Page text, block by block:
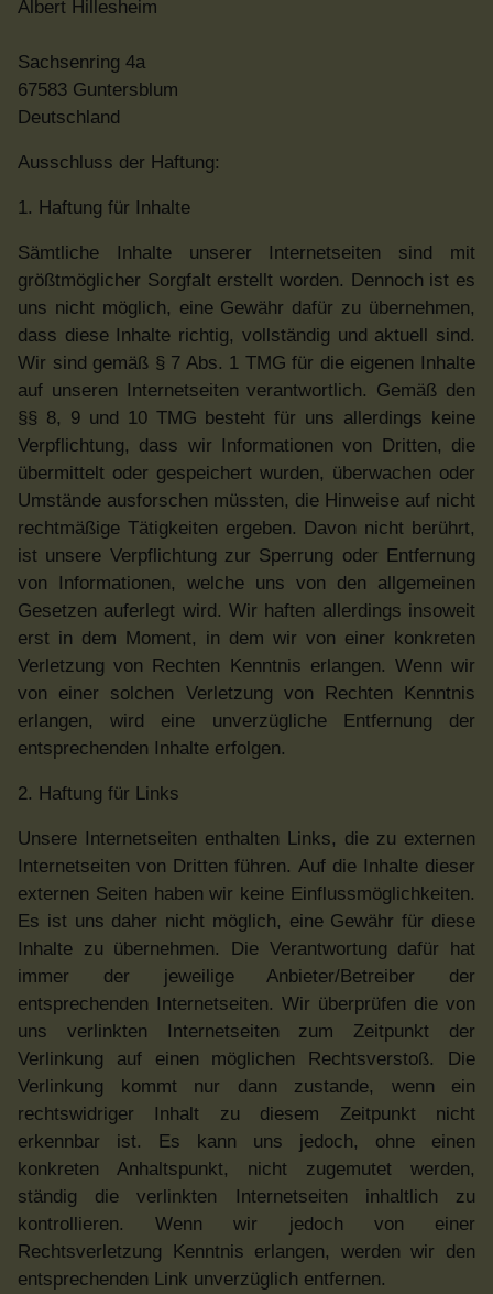
Albert Hillesheim
Sachsenring 4a
67583 Guntersblum
Deutschland
Ausschluss der Haftung:
1. Haftung für Inhalte
Sämtliche Inhalte unserer Internetseiten sind mit
größtmöglicher Sorgfalt erstellt worden. Dennoch ist es
uns nicht möglich, eine Gewähr dafür zu übernehmen,
dass diese Inhalte richtig, vollständig und aktuell sind.
Wir sind gemäß § 7 Abs. 1 TMG für die eigenen Inhalte
auf unseren Internetseiten verantwortlich. Gemäß den
§§ 8, 9 und 10 TMG besteht für uns allerdings keine
Verpflichtung, dass wir Informationen von Dritten, die
übermittelt oder gespeichert wurden, überwachen oder
Umstände ausforschen müssten, die Hinweise auf nicht
rechtmäßige Tätigkeiten ergeben. Davon nicht berührt,
ist unsere Verpflichtung zur Sperrung oder Entfernung
von Informationen, welche uns von den allgemeinen
Gesetzen auferlegt wird. Wir haften allerdings insoweit
erst in dem Moment, in dem wir von einer konkreten
Verletzung von Rechten Kenntnis erlangen. Wenn wir
von einer solchen Verletzung von Rechten Kenntnis
erlangen, wird eine unverzügliche Entfernung der
entsprechenden Inhalte erfolgen.
2. Haftung für Links
Unsere Internetseiten enthalten Links, die zu externen
Internetseiten von Dritten führen. Auf die Inhalte dieser
externen Seiten haben wir keine Einflussmöglichkeiten.
Es ist uns daher nicht möglich, eine Gewähr für diese
Inhalte zu übernehmen. Die Verantwortung dafür hat
immer der jeweilige Anbieter/Betreiber der
entsprechenden Internetseiten. Wir überprüfen die von
uns verlinkten Internetseiten zum Zeitpunkt der
Verlinkung auf einen möglichen Rechtsverstoß. Die
Verlinkung kommt nur dann zustande, wenn ein
rechtswidriger Inhalt zu diesem Zeitpunkt nicht
erkennbar ist. Es kann uns jedoch, ohne einen
konkreten Anhaltspunkt, nicht zugemutet werden,
ständig die verlinkten Internetseiten inhaltlich zu
kontrollieren. Wenn wir jedoch von einer
Rechtsverletzung Kenntnis erlangen, werden wir den
entsprechenden Link unverzüglich entfernen.